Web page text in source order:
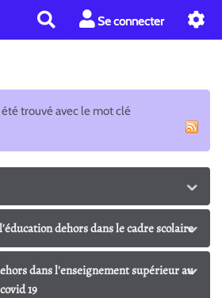
e
e
r
Se connecter
été trouvé avec le mot clé
dehors dans le cadre scolaire
dans l'enseignement supérieur au
19